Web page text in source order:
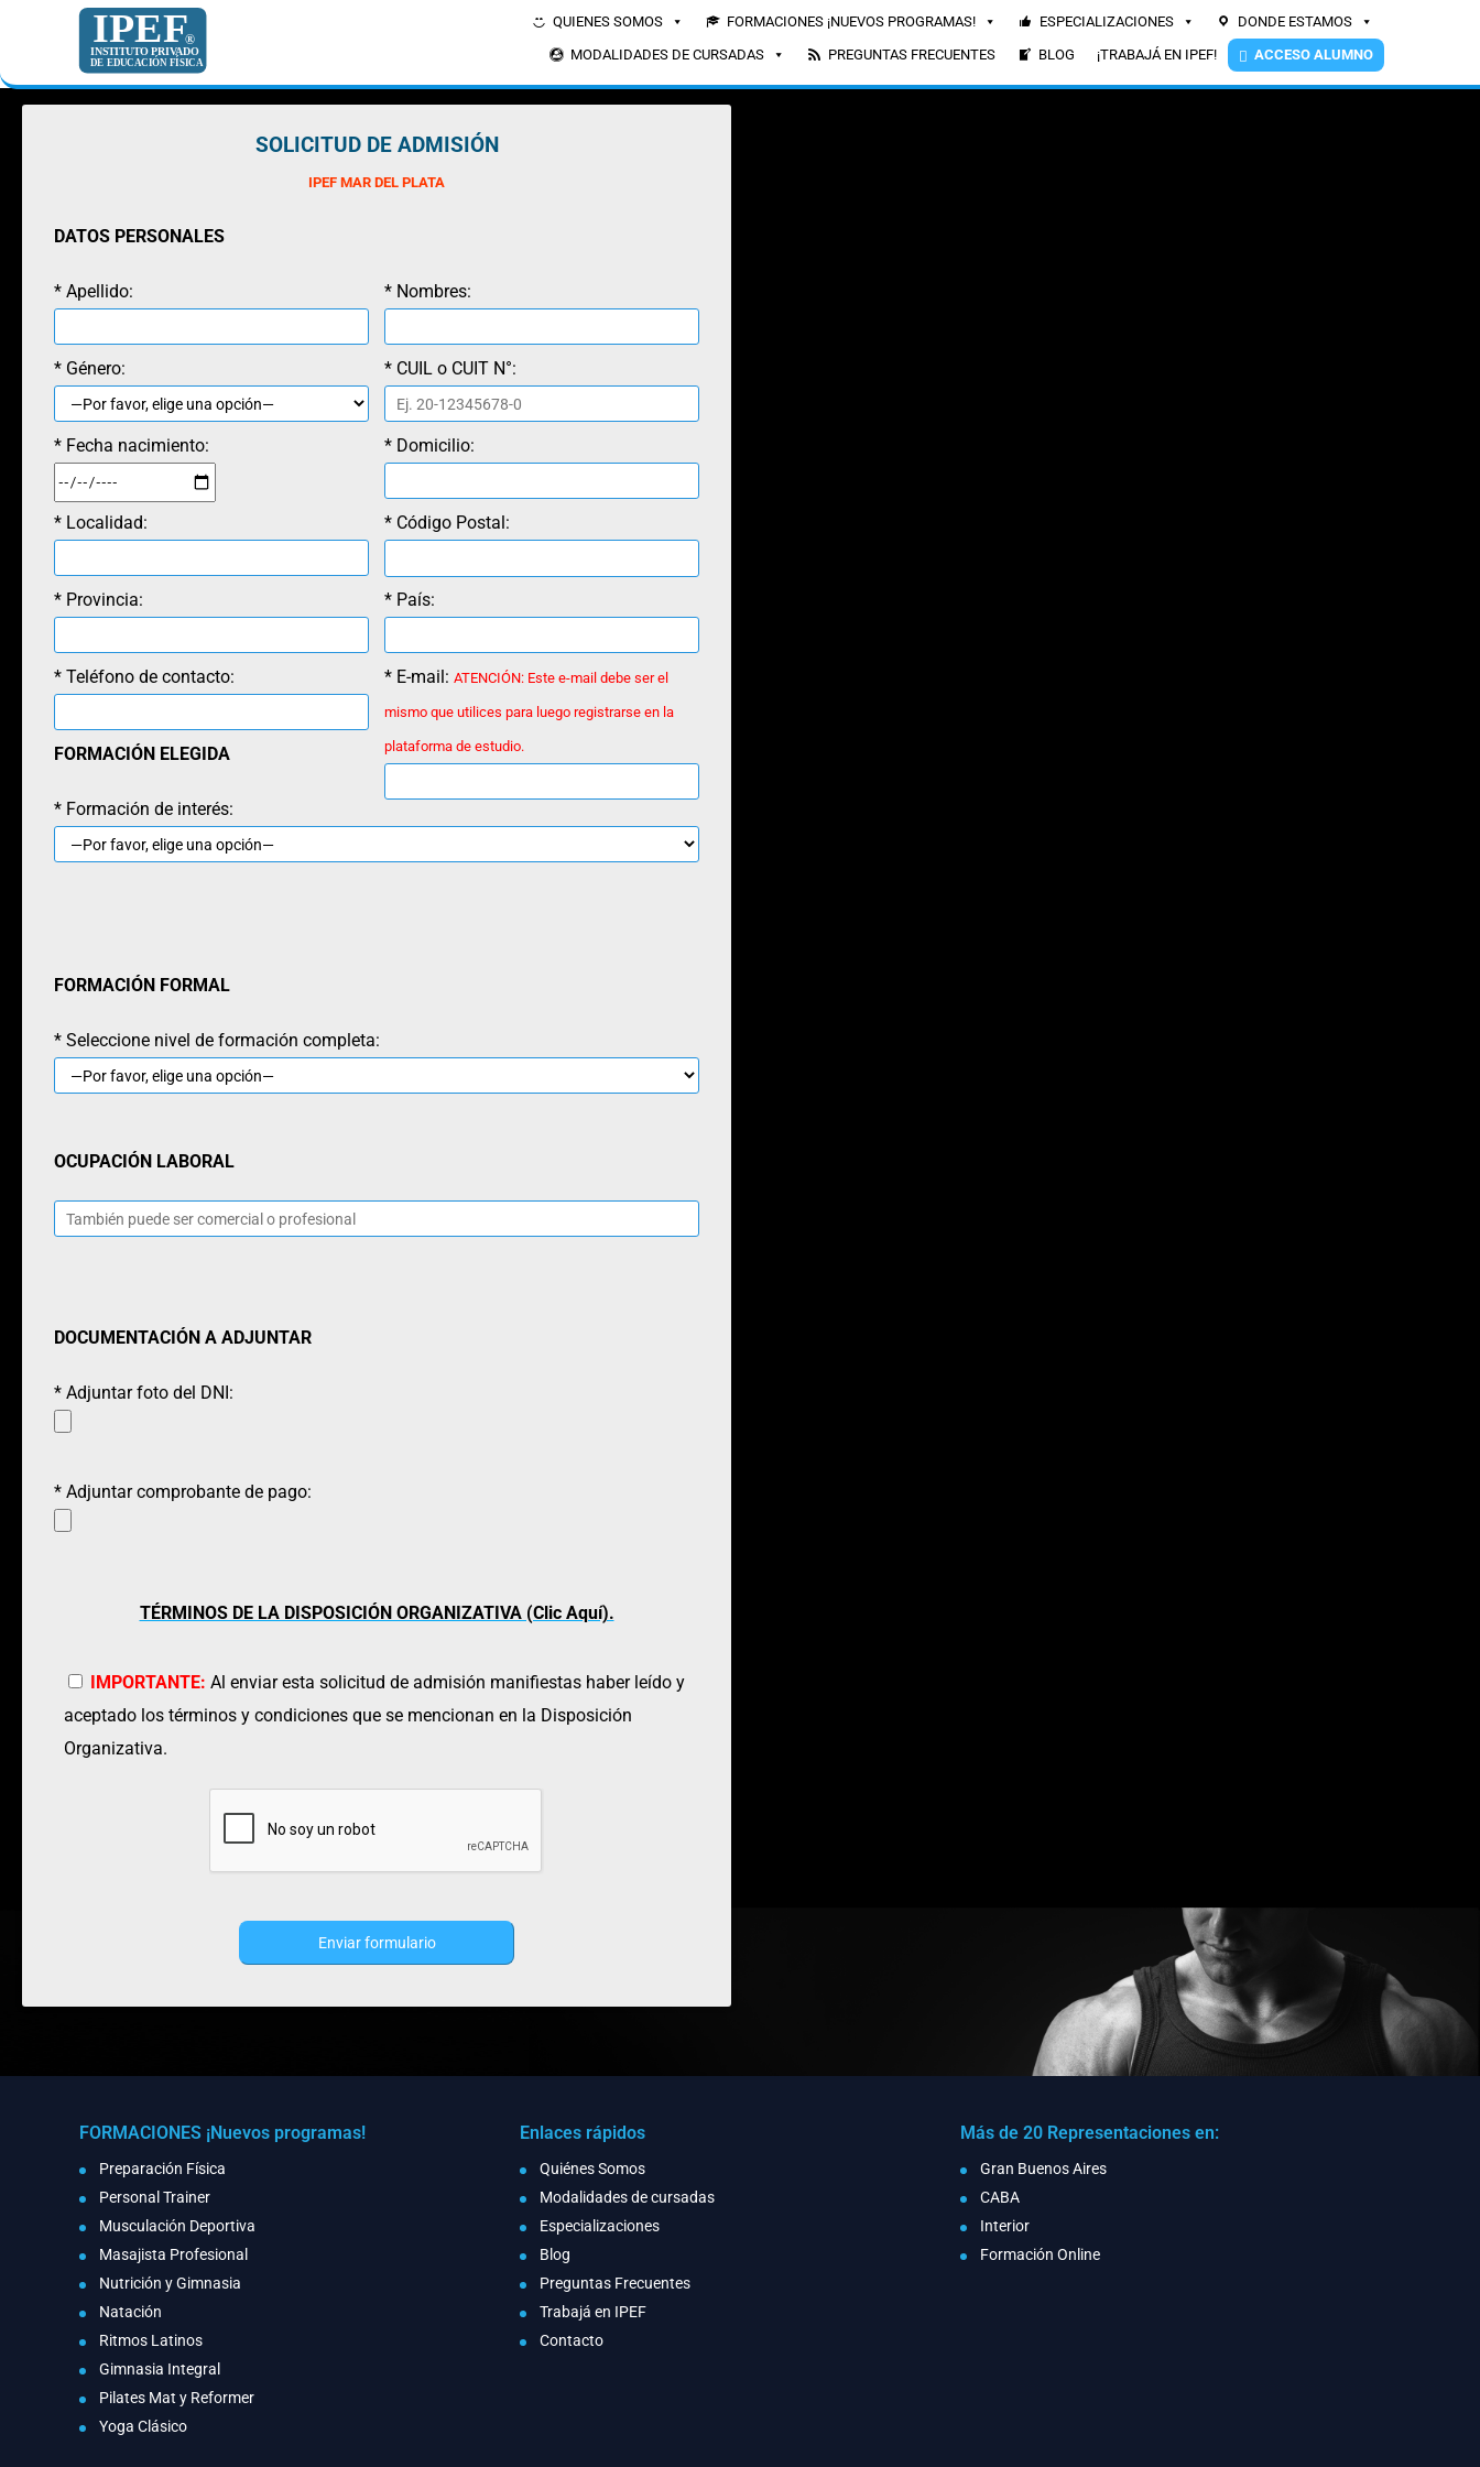
QUIENES SOMOS FORMACIONES ¡NUEVOS PROGRAMAS! ESPECIALIZACIONES
DONDE ESTAMOS
MODALIDADES DE CURSADAS
PREGUNTAS FRECUENTES BLOG ¡TRABAJÁ EN IPEF! ACCESO ALUMNO
SOLICITUD DE ADMISIÓN
IPEF MAR DEL PLATA
DATOS PERSONALES
* Apellido: * Nombres:
* Género: * CUIL o CUIT N°:
* Fecha nacimiento: * Domicilio:
* Localidad: * Código Postal:
* Provincia: * País:
* Teléfono de contacto: * E-mail:ATENCIÓN: Este e-mail debe ser el
mismo que utilices para luego registrarse en la
plataforma de estudio.
FORMACIÓN ELEGIDA
* Formación de interés:
FORMACIÓN FORMAL
* Seleccione nivel de formación completa:
OCUPACIÓN LABORAL
DOCUMENTACIÓN A ADJUNTAR
* Adjuntar foto del DNI:
* Adjuntar comprobante de pago:
TÉRMINOS DE LA DISPOSICIÓN ORGANIZATIVA (Clic Aquí).
IMPORTANTE: Al enviar esta solicitud de admisión manifiestas haber leído y
aceptado los términos y condiciones que se mencionan en la Disposición
Organizativa.
FORMACIONES ¡Nuevos programas!
Preparación Física
Personal Trainer
Musculación Deportiva
Masajista Profesional
Nutrición y Gimnasia
Natación
Ritmos Latinos
Gimnasia Integral
Pilates Mat y Reformer
Yoga Clásico
Enlaces rápidos
Quiénes Somos
Modalidades de cursadas
Especializaciones
Blog
Preguntas Frecuentes
Trabajá en IPEF
Contacto
Más de 20 Representaciones en:
Gran Buenos Aires
CABA
Interior
Formación Online